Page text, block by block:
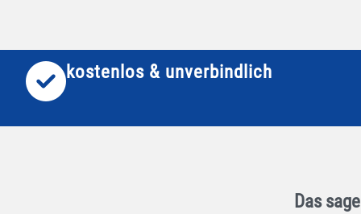
kostenlos & unverbindlich
Das